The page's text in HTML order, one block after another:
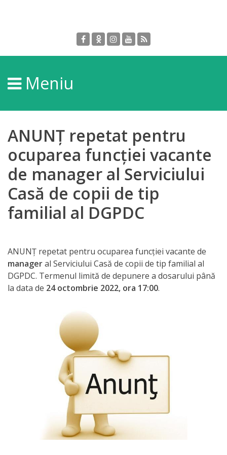
DGPDC
Informații
despre
Subdiviziuni/Servicii
Structura
Strategia
audienței
Managementul
instituției
Planuri
activitate
Parteneriate
Proiecte
Rapoarte
Meniu
ANUNȚ repetat pentru
ocuparea funcției vacante
de manager al Serviciului
Casă de copii de tip
familial al DGPDC
ANUNȚ repetat pentru ocuparea funcției vacante de
manageral Serviciului Casă de copii de tip familial al
DGPDC. Termenul limită de depunere a dosarului până
la data de 24 octombrie 2022, ora 17:00.